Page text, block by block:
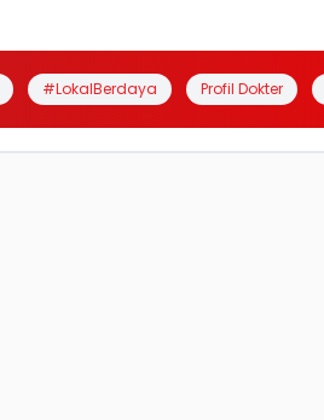
#LokalBerdaya Profil Dokter